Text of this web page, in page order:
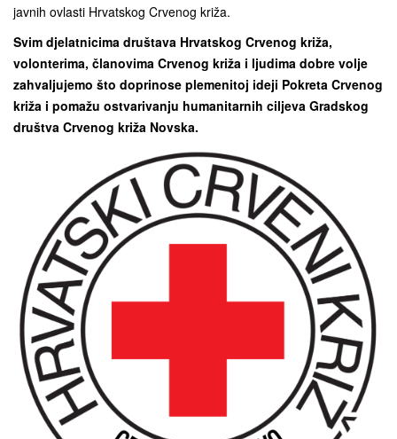
javnih ovlasti Hrvatskog Crvenog križa.
Svim djelatnicima društava Hrvatskog Crvenog križa,
volonterima, članovima Crvenog križa i ljudima dobre volje
zahvaljujemo što doprinose plemenitoj ideji Pokreta Crvenog
križa i pomažu ostvarivanju humanitarnih ciljeva Gradskog
društva Crvenog križa Novska.